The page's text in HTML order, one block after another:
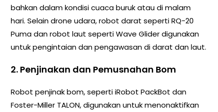
bahkan dalam kondisi cuaca buruk atau di malam
hari. Selain drone udara, robot darat seperti RQ-20
Puma dan robot laut seperti Wave Glider digunakan
untuk pengintaian dan pengawasan di darat dan laut.
2. Penjinakan dan Pemusnahan Bom
Robot penjinak bom, seperti iRobot PackBot dan
Foster-Miller TALON, digunakan untuk menonaktifkan